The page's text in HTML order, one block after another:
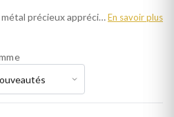
L'argent 925 (sterling) est un métal précieux apprécié pour son éclat blanc et sa polyvalence. Nos chevalières en argent homme allient élégance classique et modernité, à des prix accessibles. Parcourez plus de 78 modèles pour homme et trouvez votre bijou idéal. Livraison offerte en France métropolitaine.En savoir plus